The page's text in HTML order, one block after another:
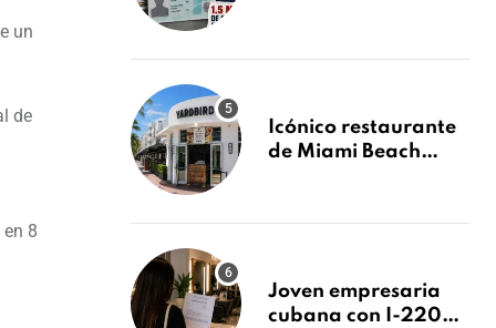
un
de
8
millones de
Icónico restaurante
de Miami Beach
después de 15 años
Joven empresaria
cubana con I-220A